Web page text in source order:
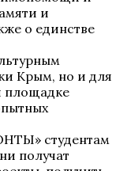
и
о единстве
Крым, но и для
площадке
студентам
получат